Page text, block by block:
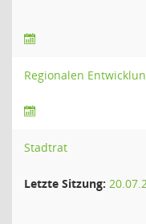
Regionalen
Stadtrat
Letzte Sitzung: